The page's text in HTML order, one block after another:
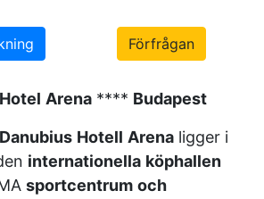
Förfrågan
Hotel Arena **** Budapest
Danubius Hotell Arena ligger i
internationella köphallen
sportcentrum och